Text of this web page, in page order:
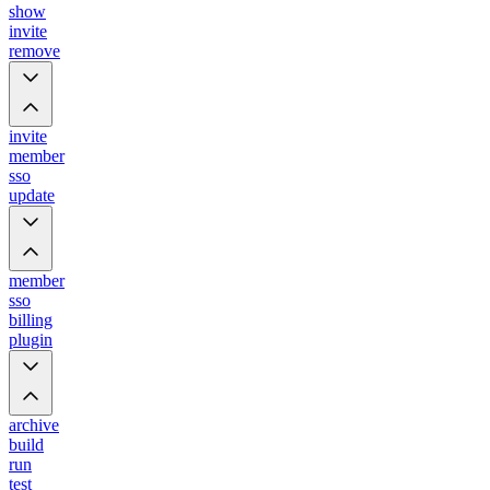
show
invite
remove
invite
member
sso
update
member
sso
billing
plugin
archive
build
run
test